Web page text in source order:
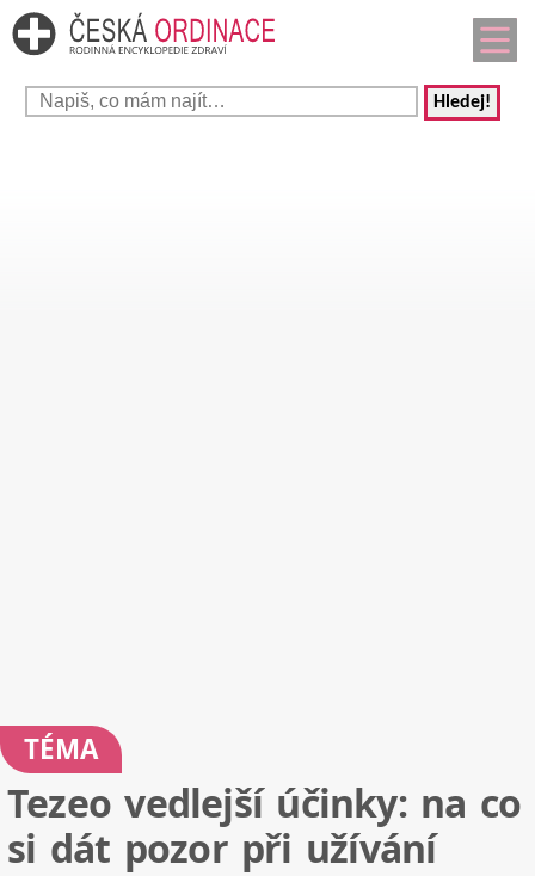
Hledej!
TÉMA
Tezeo vedlejší účinky: na co
si dát pozor při užívání